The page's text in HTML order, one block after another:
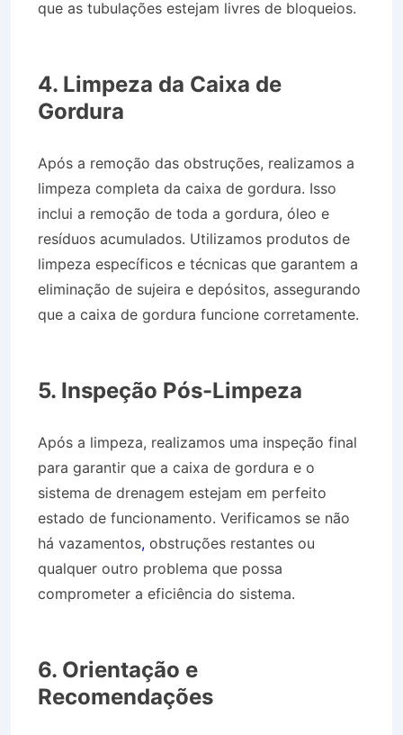
que as tubulações estejam livres de bloqueios.
4. Limpeza da Caixa de
Gordura
Após a remoção das obstruções, realizamos a
limpeza completa da caixa de gordura. Isso
inclui a remoção de toda a gordura, óleo e
resíduos acumulados. Utilizamos produtos de
limpeza específicos e técnicas que garantem a
eliminação de sujeira e depósitos, assegurando
que a caixa de gordura funcione corretamente.
5. Inspeção Pós-Limpeza
Após a limpeza, realizamos uma inspeção final
para garantir que a caixa de gordura e o
sistema de drenagem estejam em perfeito
estado de funcionamento. Verificamos se não
há vazamentos, obstruções restantes ou
qualquer outro problema que possa
comprometer a eficiência do sistema.
6. Orientação e
Recomendações